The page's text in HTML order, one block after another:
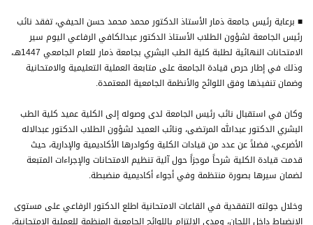
■ برعاية رئيس جامعة ذمار الأستاذ الدكتور محمد محمد حسن الحيفي، تفقد نائب
رئيس الجامعة لشؤون الطلاب الأستاذ الدكتور عبدالكافي الرفاعي اليوم سير
الامتحانات النهائية لطلبة كلية الطب البشري بجامعة ذمار للعام الجامعي 1447هـ،
وذلك في إطار حرص قيادة الجامعة على متابعة العملية التعليمية والامتحانية
وضمان تنفيذها وفق اللوائح والأنظمة الجامعية المعتمدة.
وكان في استقبال نائب رئيس الجامعة لدى وصوله إلى الكلية عميد كلية الطب
البشري الدكتور عبدالله المرتضى، ونائب العميد لشؤون الطلاب الدكتور عبدالاله
الأضرعي، فضلاً عن عدد من قيادات الكلية وكوادرها الأكاديمية والإدارية، حيث
قدمت قيادة الكلية شرحاً موجزاً حول آلية تنظيم الامتحانات والإجراءات المتبعة
لضمان سيرها بصورة منتظمة وفي أجواء أكاديمية منضبطة.
وخلال جولته التفقدية في القاعات الامتحانية اطلع الدكتور الرفاعي على مستوى
الانضباط داخل اللجان، ومدى الالتزام باللوائح الجامعية المنظمة للعملية الامتحانية،